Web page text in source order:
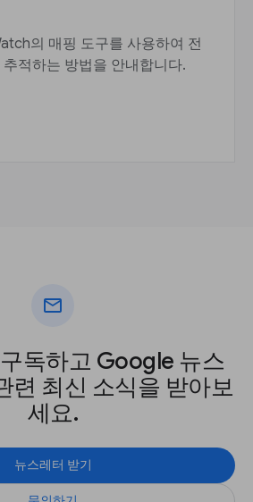
의 매핑 도구를 사용하여 전
적하는 방법을 안내합니다.
mail
독하고 Google 뉴스
련 최신 소식을 받아보
세요.
뉴스레터 받기